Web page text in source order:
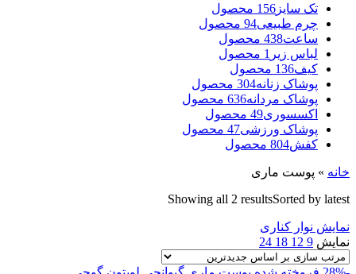
تک سایز 156 محصول
چرم طبیعی94 محصول
ساعت438 محصول
لباس زیر 1 محصول
کیف136 محصول
پوشاک زنانه304 محصول
پوشاک مردانه636 محصول
اکسسوری49 محصول
پوشاک ورزشی47 محصول
کفش804 محصول
خانه » پوست ماری
Showing all 2 resultsSorted by latest
نمایش نوار کناری
نمایش 9
12
18
24